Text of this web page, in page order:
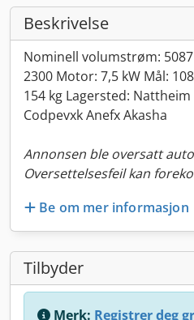
Beskrivelse
Nominell volumstrøm:
2300 Motor: 7,5 kW Mål:
154 kg Lagersted: Nattheim
Codpevxk Anefx Akasha
Annonsen ble oversatt
Oversettelsesfeil kan
Be om mer informasjon
Tilbyder
Merk: Registrer deg